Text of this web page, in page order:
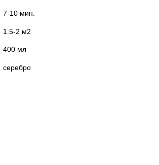
7-10 мин.
1.5-2 м2
400 мл
серебро